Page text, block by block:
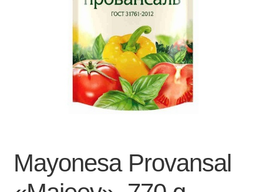
Mayonesa Provansal